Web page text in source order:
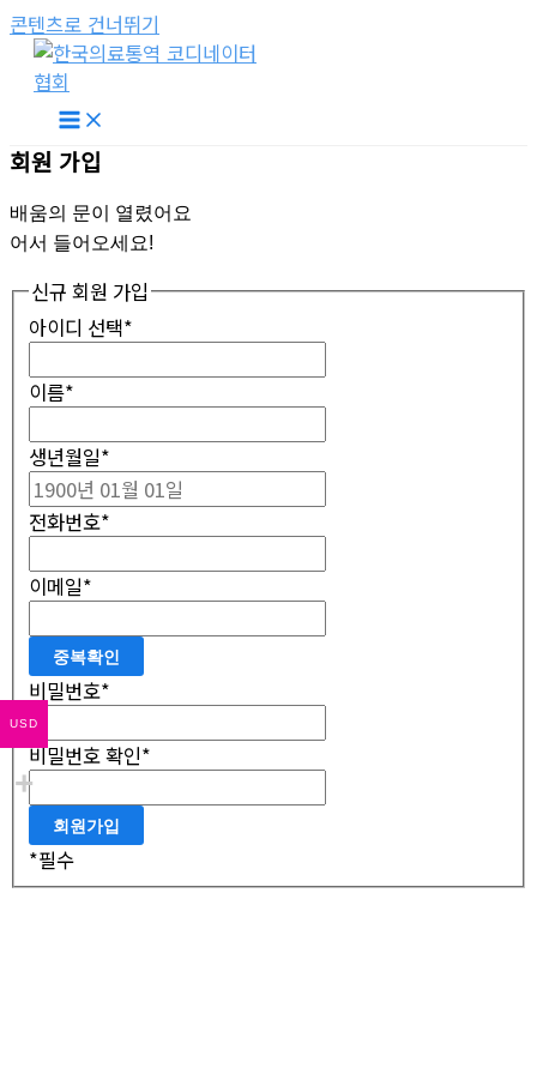
콘텐츠로 건너뛰기
회원 가입
배움의 문이 열렸어요
어서 들어오세요!
신규 회원 가입
아이디 선택*
이름*
생년월일*
전화번호*
이메일*
중복확인
비밀번호*
비밀번호 확인*
*필수
USD